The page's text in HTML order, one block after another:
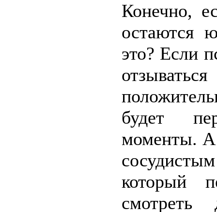
Конечно,
остаются
это? Если
будет
моменты. А
который
смотреть